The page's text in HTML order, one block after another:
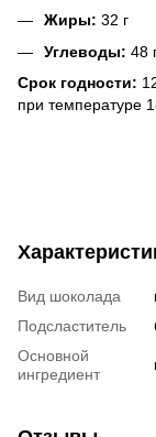
Жиры: 32 г
Углеводы: 48
Срок годности:
при температуре
Вид шоколада
Подсластитель
Основной
ингредиент